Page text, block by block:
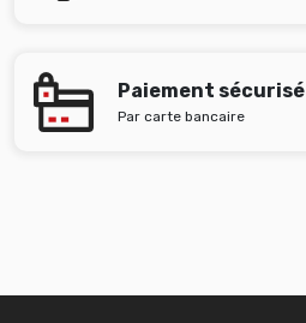
Paiement sécurisé
Par carte bancaire